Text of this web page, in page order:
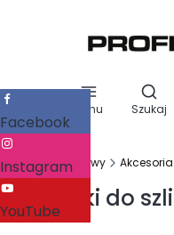
Menu Szukaj
sklep narzędziowy
Szczotki do
Facebook
Instagram
YouTube